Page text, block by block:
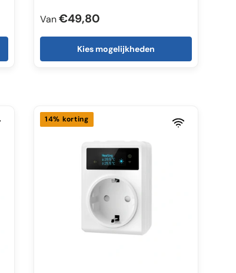
Van€49,80
Kies mogelijkheden
14% korting